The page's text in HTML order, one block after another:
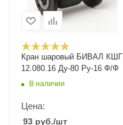
Кран шаровый БИВАЛ КШГ
12.080.16 Ду-80 Ру-16 Ф/Ф
В наличии
Цена:
93 руб./шт